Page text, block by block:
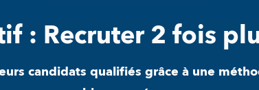
: Recruter 2 fois
candidats qualifiés grâce à une